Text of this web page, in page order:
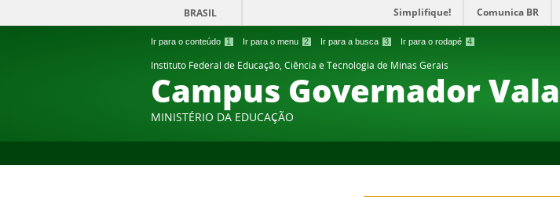
Ir para o conteúdo 1 Ir para o menu 2 Ir para a busca 3 Ir para o rodapé 4
BRASIL Simplifique! Comunica BR
Instituto Federal de Educação, Ciência e Tecnologia de Minas Gerais
Campus Governador
MINISTÉRIO DA EDUCAÇÃO